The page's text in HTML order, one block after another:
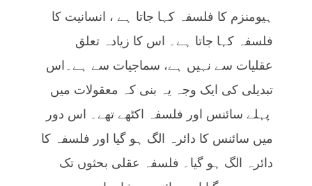
ہیومنزم کا فلسفہ کہا جاتا ہے ، انسانیت کا
فلسفہ کہا جاتا ہے۔ اس کا زیادہ تعلق
عقلیات سے نہیں ہے، سماجیات سے ہے۔اس
تبدیلی کی ایک وجہ یہ بنی کہ معقولات میں
پہلے سائنس اور فلسفہ اکٹھے تھے۔ اس دور
میں سائنس کا دائرہ الگ ہو گیا اور فلسفہ کا
دائرہ الگ ہو گیا۔ فلسفہ عقلی بحثوں تک